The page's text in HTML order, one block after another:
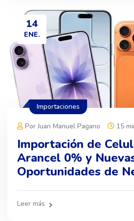
14
ENE.
Por Juan Manuel Pagano 15
Importación de
Arancel 0% y
Oportunidades de
Leer más
Importaciones